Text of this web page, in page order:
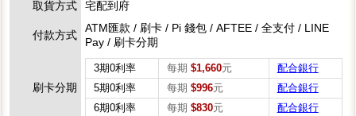
取貨方式 宅配到府
付款方式
ATM匯款 / 刷卡 / Pi 錢包 / AFTEE / 全支付 / LINE
Pay / 刷卡分期
刷卡分期
3期0利率 每期 $1,660元
配合銀行
5期0利率
每期 $996元
配合銀行
6期0利率
每期 $830元 配合銀行